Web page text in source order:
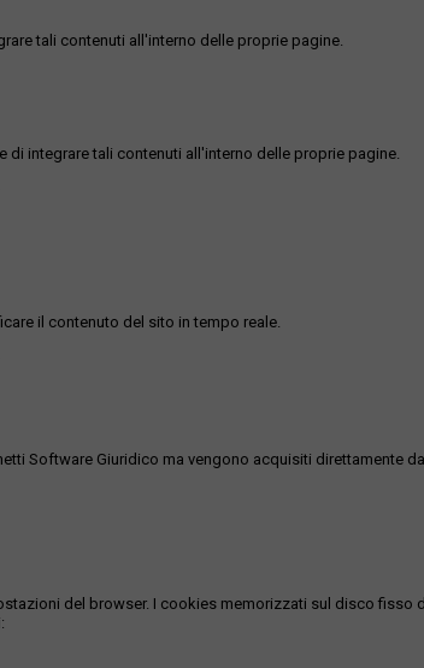
tali contenuti all'interno delle proprie pagine.
integrare tali contenuti all'interno delle proprie pagine.
il contenuto del sito in tempo reale.
Software Giuridico ma vengono acquisiti direttamente
del browser. I cookies memorizzati sul disco